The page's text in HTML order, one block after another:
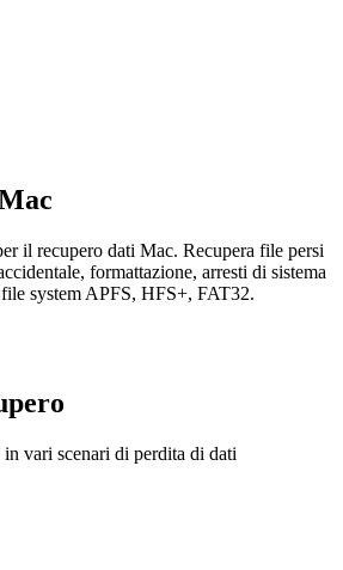
il recupero dati Mac. Recupera file persi
formattazione, arresti di sistema
system APFS, HFS+, FAT32.
vari scenari di perdita di dati